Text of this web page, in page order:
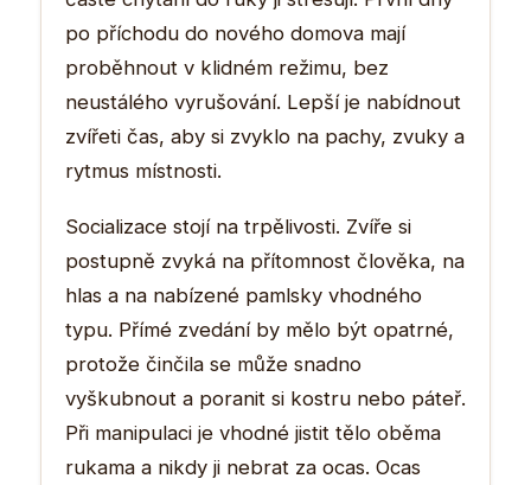
po příchodu do nového domova mají
proběhnout v klidném režimu, bez
neustálého vyrušování. Lepší je nabídnout
zvířeti čas, aby si zvyklo na pachy, zvuky a
rytmus místnosti.
Socializace stojí na trpělivosti. Zvíře si
postupně zvyká na přítomnost člověka, na
hlas a na nabízené pamlsky vhodného
typu. Přímé zvedání by mělo být opatrné,
protože činčila se může snadno
vyškubnout a poranit si kostru nebo páteř.
Při manipulaci je vhodné jistit tělo oběma
rukama a nikdy ji nebrat za ocas. Ocas